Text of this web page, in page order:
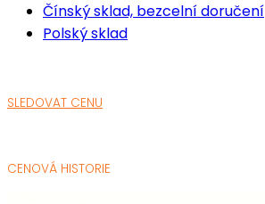
Čínský sklad, bezcelní doručení
Polský sklad
SLEDOVAT CENU
CENOVÁ HISTORIE